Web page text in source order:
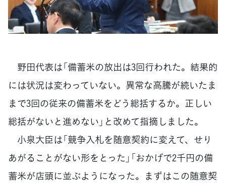
野田代表は「備蓄米の放出は3回行われた。結果的
には状況は変わっていない。異常な高騰が続いたま
まで3回の従来の備蓄米をどう総括するか。正しい
総括がないと進めない」と改めて指摘しました。
小泉大臣は「競争入札を随意契約に変えて、せり
あがることがない形をとった」「おかげで2千円の備
蓄米が店頭に並ぶようになった。まずはこの随意契